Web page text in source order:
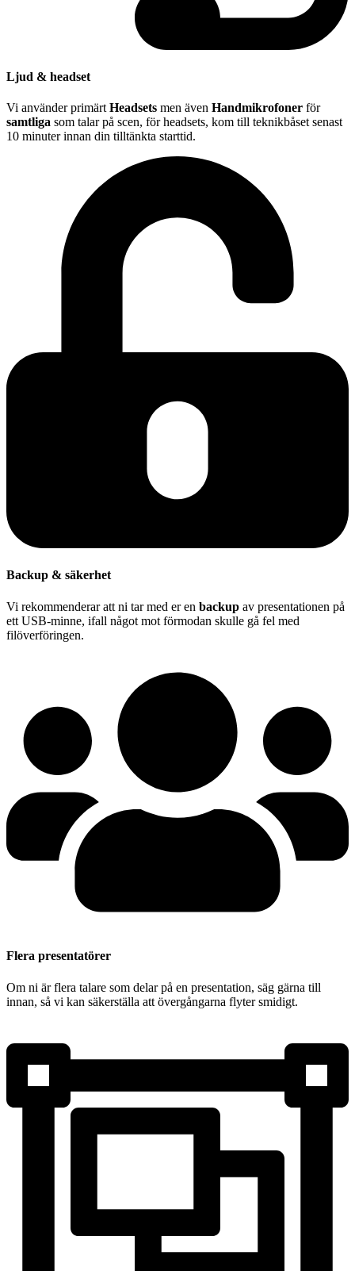
Ljud & headset
Vi använder primärt Headsets men även Handmikrofoner för
samtliga som talar på scen, för headsets, kom till teknikbåset senast
10 minuter innan din tilltänkta starttid.
Backup & säkerhet
Vi rekommenderar att ni tar med er en backup av presentationen på
ett USB-minne, ifall något mot förmodan skulle gå fel med
filöverföringen.
Flera presentatörer
Om ni är flera talare som delar på en presentation, säg gärna till
innan, så vi kan säkerställa att övergångarna flyter smidigt.